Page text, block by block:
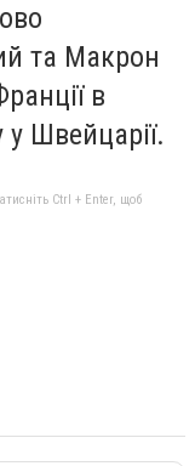
та Макрон
в
Швейцарії.
Ctrl + Enter, щоб